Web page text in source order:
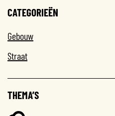
CATEGORIEËN
Gebouw
Straat
THEMA’S